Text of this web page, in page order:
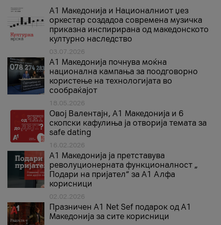
А1 Македонија и Националниот џез
оркестар создадоа современа музичка
приказна инспирирана од македонското
културно наследство
03.07.2026
A1 Македонија почнува моќна
национална кампања за поодговорно
користење на технологијата во
сообраќајот
18.05.2026
Овој Валентајн, A1 Македонија и 6
скопски кафулиња ја отворија темата за
safe dating
16.02.2026
А1 Македонија ја претставува
револуционерната функционалност „
Подари на пријател“ за А1 Алфа
корисници
02.02.2026
Празничен A1 Net Sеf подарок од А1
Македонија за сите корисници